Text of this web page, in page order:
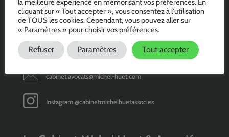
Téléphone :01 46 47 74 74
Fax: 01 46 47 91 95
cabinet.avocats@michel-huet.com
Instagram @cabinetmichelhuetassocies
cliquant sur « Tout accepter », vous consentez à l'utilisation
de TOUS les cookies. Cependant, vous pouvez aller sur
« Paramètres » pour choisir vos préférences.
Refuser Paramètres Tout accepter